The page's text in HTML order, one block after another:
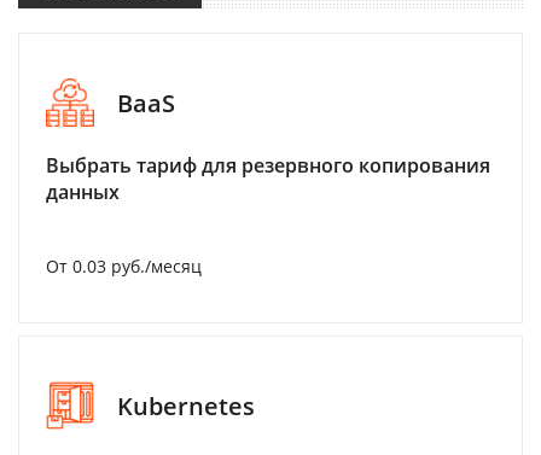
BaaS
Выбрать тариф для резервного копирования
данных
От 0.03 руб./месяц
Kubernetes